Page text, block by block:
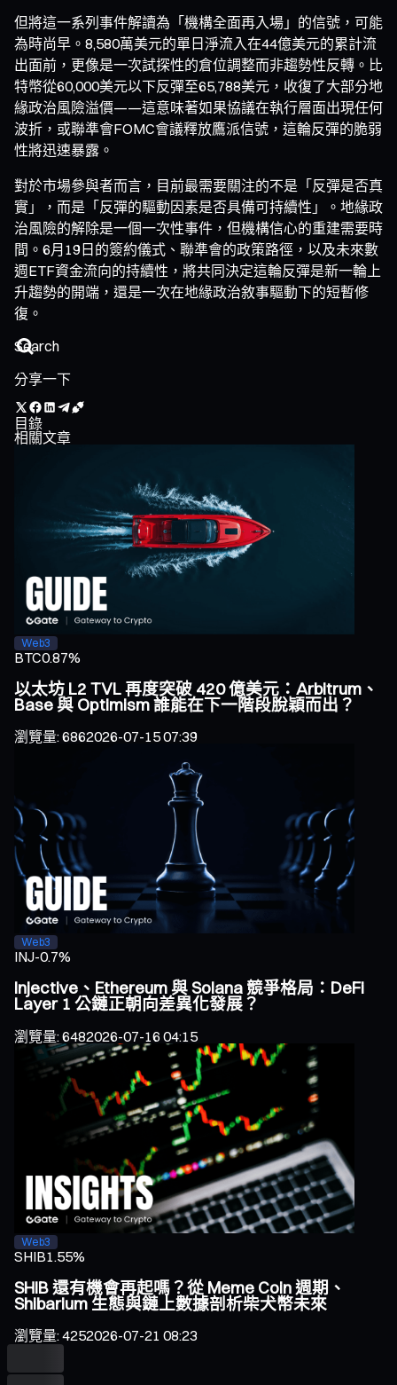
但將這一系列事件解讀為「機構全面再入場」的信號，可能
為時尚早。8,580萬美元的單日淨流入在44億美元的累計流
出面前，更像是一次試探性的倉位調整而非趨勢性反轉。比
特幣從60,000美元以下反彈至65,788美元，收復了大部分地
緣政治風險溢價——這意味著如果協議在執行層面出現任何
波折，或聯準會FOMC會議釋放鷹派信號，這輪反彈的脆弱
性將迅速暴露。
對於市場參與者而言，目前最需要關注的不是「反彈是否真
實」，而是「反彈的驅動因素是否具備可持續性」。地緣政
治風險的解除是一個一次性事件，但機構信心的重建需要時
間。6月19日的簽約儀式、聯準會的政策路徑，以及未來數
週ETF資金流向的持續性，將共同決定這輪反彈是新一輪上
升趨勢的開端，還是一次在地緣政治敘事驅動下的短暫修
復。
分享一下
目錄
相關文章
Web3
BTC0.87%
以太坊 L2 TVL 再度突破 420 億美元：Arbitrum、
Base 與 Optimism 誰能在下一階段脫穎而出？
瀏覽量:6862026-07-15 07:39
Web3
INJ-0.7%
Injective、Ethereum 與 Solana 競爭格局：DeFi
Layer 1 公鏈正朝向差異化發展？
瀏覽量:6482026-07-16 04:15
Web3
SHIB1.55%
SHIB 還有機會再起嗎？從 Meme Coin 週期、
Shibarium 生態與鏈上數據剖析柴犬幣未來
瀏覽量:4252026-07-21 08:23